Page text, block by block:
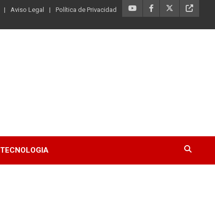
Aviso Legal Política de Privacidad
TECNOLOGIA